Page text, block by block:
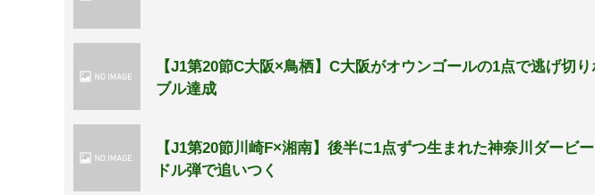
【J1第20節C大阪×鳥栖】C大阪がオウンゴールの1点で逃げ切
ブル達成
【J1第20節川崎F×湘南】後半に1点ずつ生まれた神奈川ダー
ドル弾で追いつく